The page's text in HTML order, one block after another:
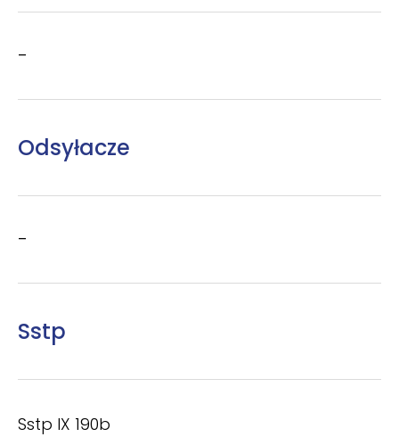
–
Odsyłacze
–
Sstp
Sstp IX 190b